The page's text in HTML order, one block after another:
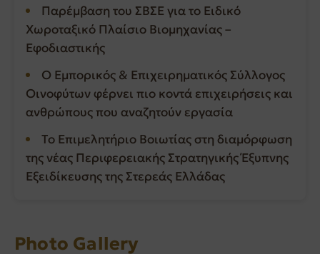
Παρέμβαση του ΣΒΣΕ για το Ειδικό
Χωροταξικό Πλαίσιο Βιομηχανίας –
Εφοδιαστικής
Ο Εμπορικός & Επιχειρηματικός Σύλλογος
Οινοφύτων φέρνει πιο κοντά επιχειρήσεις και
ανθρώπους που αναζητούν εργασία
Το Επιμελητήριο Βοιωτίας στη διαμόρφωση
της νέας Περιφερειακής Στρατηγικής Έξυπνης
Εξειδίκευσης της Στερεάς Ελλάδας
Photo Gallery